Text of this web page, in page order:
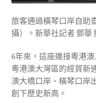
旅客通過橫琴口岸自助
攝）。新華社記者 鄧華
6年來，這座連接粵港
粵港澳大灣區的經貿新
澳大橋口岸、橫琴口岸
創下歷史新高。